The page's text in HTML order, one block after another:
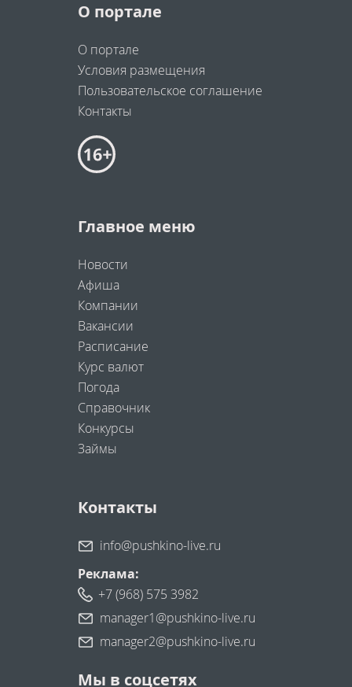
О портале
О портале
Условия размещения
Пользовательское соглашение
Контакты
Главное меню
Новости
Афиша
Компании
Вакансии
Расписание
Курс валют
Погода
Справочник
Конкурсы
Займы
Контакты
info@pushkino-live.ru
Реклама:
+7 (968) 575 3982
manager1@pushkino-live.ru
manager2@pushkino-live.ru
Мы в соцсетях